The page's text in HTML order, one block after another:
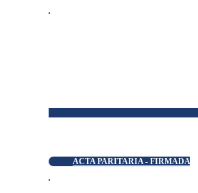
ACTA PARITARIA - FIRMADA